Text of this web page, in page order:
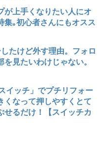
が上手くなりたい人にオ
集｡初心者さんにもオスス
たけど外す理由。フォロ
見たいわけじゃない。
イッチ」でプチリフォー
くなって押しやすくとて
せるだけ！【スイッチカ